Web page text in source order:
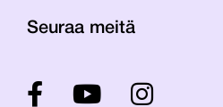
Seuraa meitä